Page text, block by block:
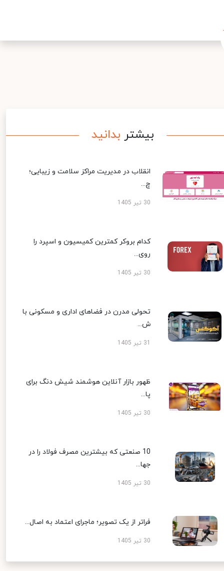
بیشتر بدانید
انقلاب در مدیریت مراکز سلامت و زیبایی؛
چ...
30 تیر 1405
کدام بروکر کمترین کمیسیون و اسپرد را
روی...
30 تیر 1405
تحولی مدرن در فضاهای اداری و مسکونی با
ش...
ظهور بازار آنلاین هوشمند شیش دنگ برای
پا...
30 تیر 1405
10 صنعتی که بیشترین مصرف فولاد را در
جها...
30 تیر 1405
فراتر از یک تصویر؛ ماجرای اعتماد به اصال...
30 تیر 1405